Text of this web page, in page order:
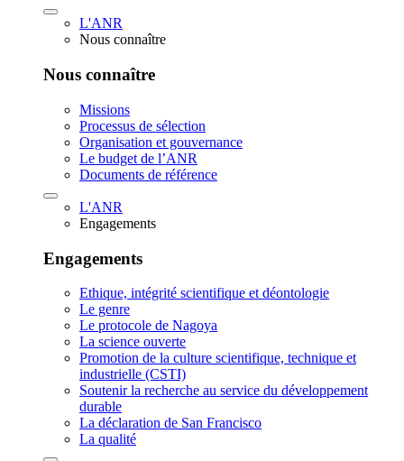
L'ANR
Nous connaître
Nous connaître
Missions
Processus de sélection
Organisation et gouvernance
Le budget de l’ANR
Documents de référence
L'ANR
Engagements
Engagements
Ethique, intégrité scientifique et déontologie
Le genre
Le protocole de Nagoya
La science ouverte
Promotion de la culture scientifique, technique et
industrielle (CSTI)
Soutenir la recherche au service du développement
durable
La déclaration de San Francisco
La qualité